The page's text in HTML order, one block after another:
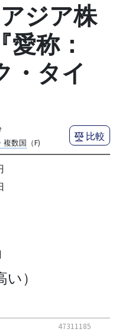
ジア株
称：
・タイ
複数国 （F)
比較
）
47311185